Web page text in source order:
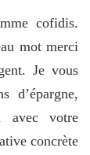
cofidis.
mot merci
Je vous
d’épargne,
avec votre
concrète